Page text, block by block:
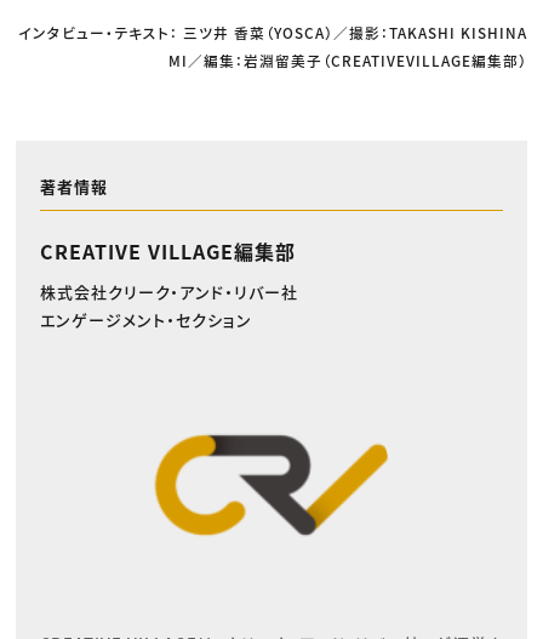
インタビュー・テキスト： 三ツ井 香菜（YOSCA）／撮影：TAKASHI KISHINA
MI／編集：岩淵留美子（CREATIVEVILLAGE編集部）
著者情報
CREATIVE VILLAGE編集部
株式会社クリーク・アンド・リバー社
エンゲージメント・セクション